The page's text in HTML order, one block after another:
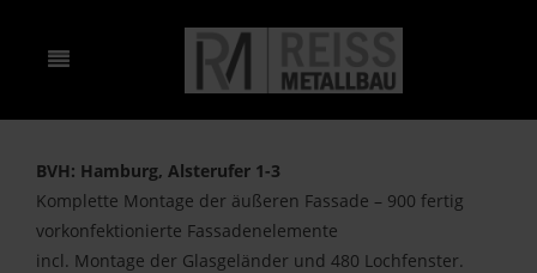
BVH: Hamburg, Alsterufer 1-3
Komplette Montage der äußeren Fassade – 900 fertig
vorkonfektionierte Fassadenelemente
incl. Montage der Glasgeländer und 480 Lochfenster.